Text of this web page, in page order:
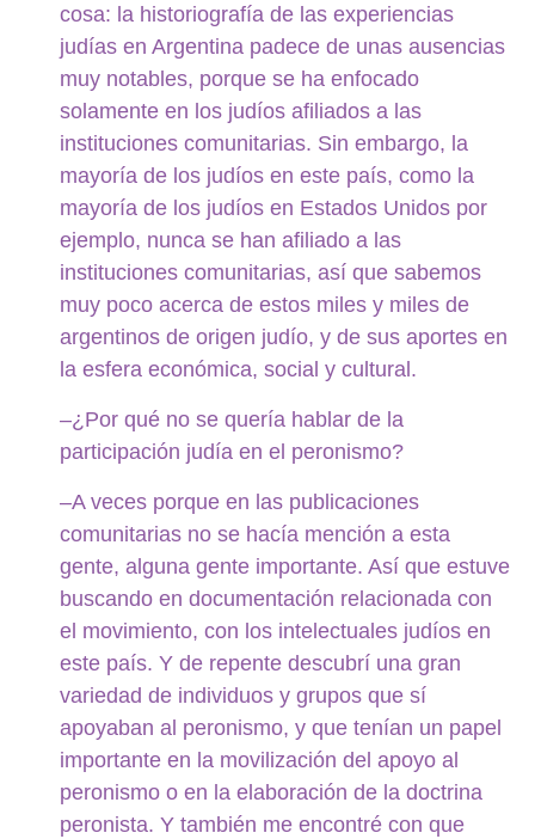
cosa: la historiografía de las experiencias
judías en Argentina padece de unas ausencias
muy notables, porque se ha enfocado
solamente en los judíos afiliados a las
instituciones comunitarias. Sin embargo, la
mayoría de los judíos en este país, como la
mayoría de los judíos en Estados Unidos por
ejemplo, nunca se han afiliado a las
instituciones comunitarias, así que sabemos
muy poco acerca de estos miles y miles de
argentinos de origen judío, y de sus aportes en
la esfera económica, social y cultural.
–¿Por qué no se quería hablar de la
participación judía en el peronismo?
–A veces porque en las publicaciones
comunitarias no se hacía mención a esta
gente, alguna gente importante. Así que estuve
buscando en documentación relacionada con
el movimiento, con los intelectuales judíos en
este país. Y de repente descubrí una gran
variedad de individuos y grupos que sí
apoyaban al peronismo, y que tenían un papel
importante en la movilización del apoyo al
peronismo o en la elaboración de la doctrina
peronista. Y también me encontré con que